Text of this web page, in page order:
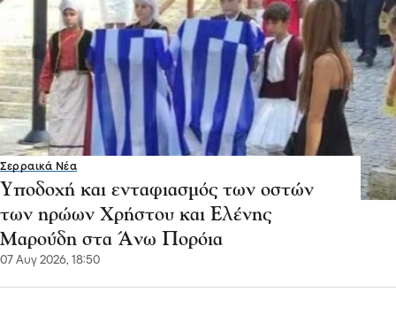
Σερραικά Νέα
Υποδοχή και ενταφιασμός των οστών
των ηρώων Χρήστου και Ελένης
Μαρούδη στα Άνω Πορόια
07 Αυγ 2026, 18:50